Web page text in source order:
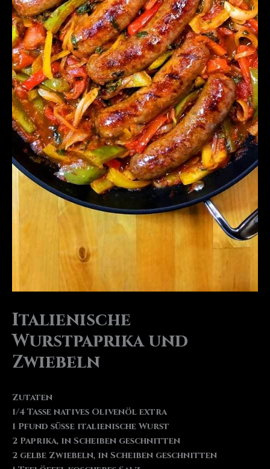
Italienische
Wurstpaprika und
Zwiebeln
Zutaten
1/4 Tasse natives Olivenöl extra
1 Pfund süße italienische Wurst
2 Paprika, in Scheiben geschnitten
2 gelbe Zwiebeln, in Scheiben geschnitten